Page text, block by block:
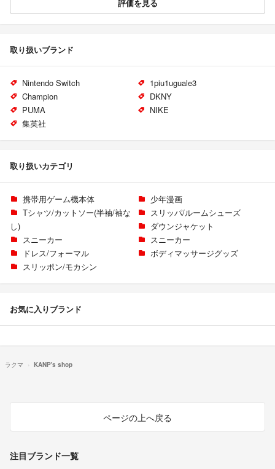
評価を見る
取り扱いブランド
Nintendo Switch
1piu1uguale3
Champion
DKNY
PUMA
NIKE
集英社
取り扱いカテゴリ
携帯用ゲーム機本体
少年漫画
Tシャツ/カットソー(半袖/袖な
し)
スリッパ/ルームシューズ
ダウンジャケット
スニーカー
スニーカー
ドレス/フォーマル
ボディマッサージグッズ
スリッポン/モカシン
お気に入りブランド
ラクマ KANP's shop
ページの上へ戻る
注目ブランド一覧